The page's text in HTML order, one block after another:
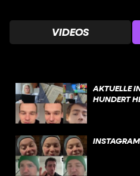
VIDEOS
AKTUELLE
HUNDERT